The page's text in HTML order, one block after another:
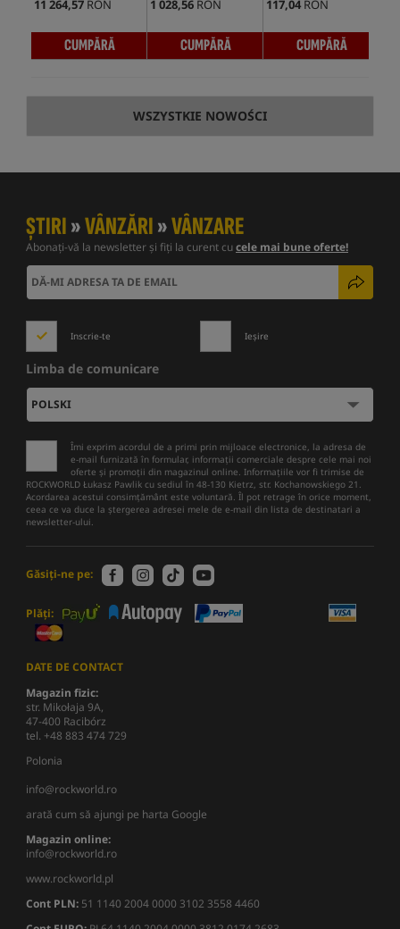
11 264,57 RON
CUMPĂRĂ
1 028,56 RON
CUMPĂRĂ
117,04 RON
CUMPĂRĂ
WSZYSTKIE NOWOŚCI
ȘTIRI»VÂNZĂRI»VÂNZARE
Abonați-vă la newsletter și fiți la curent cucele mai bune oferte!
Inscrie-te Ieșire
Limba de comunicare
Îmi exprim acordul de a primi prin mijloace electronice, la adresa de
e-mail furnizată în formular, informații comerciale despre cele mai noi
oferte și promoții din magazinul online. Informațiile vor fi trimise de
ROCKWORLD Łukasz Pawlik cu sediul în 48-130 Kietrz, str. Kochanowskiego 21.
Acordarea acestui consimțământ este voluntară. Îl pot retrage în orice moment,
ceea ce va duce la ștergerea adresei mele de e-mail din lista de destinatari a
newsletter-ului.
Găsiți-ne pe:
Plăți:
DATE DE CONTACT
Magazin fizic:
str. Mikołaja 9A,
47-400 Racibórz
tel. +48 883 474 729
Polonia
info@rockworld.ro
arată cum să ajungi pe harta Google
Magazin online:
info@rockworld.ro
www.rockworld.pl
Cont PLN: 51 1140 2004 0000 3102 3558 4460